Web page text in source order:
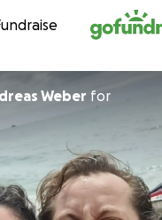
Weber for